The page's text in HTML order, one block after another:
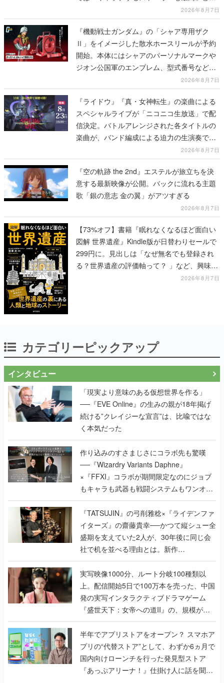
2026年8月7日
『機動戦士ガンダム』の「シャア専用ザク
Ⅱ」をイメージした散水ホースリールが予約
開始。本体にはシャアのパーソナルマークや
ジオン公国軍のエンブレム、型式番号などを
2026年8月7日
『ライドウ』『真・女神転生』の楽曲による
スペシャルライブが「ニコニコ生放送」で配
信決定。バトルアレンジされた各タイトルの
楽曲が、バンド編成による迫力の生演奏で披
露、冒頭部分は“無料”で視聴できる2026年8月7日
『空の軌跡 the 2nd』エステルが旅立ちを決
意する最新映像が公開。バックに流れる主題
歌「銀の意志 金の翼」がアツすぎる
2026年8月7日
【73%オフ】書籍『眠れなくなるほど面白い
図解 世界遺産』Kindle版が日替わりセールで
299円に。見出しは「なぜ無名でも登録され
る？世界遺産の評価軸って？ 」など、興味を
2026年8月7日
カテゴリーピックアップ
インタビュー
「現実より意味のある仮想世界を作る」
──『EVE Online』の生みの親が18年掲げ
続ける”クレイジーな宣言”は、比喩ではな
く本気だった
作り込みのすさまじさにコラボ先も驚嘆
──『Wizardry Variants Daphne』
×『FFXI』コラボが期間限定なのにジョブ
もキャラも武器も戦闘システムもワンオフ
で作り込まれた理由を両ディレクターに聞
く
『TATSUJIN』の弓削雅稔×『ライデンファ
イターズ』の齋藤貴幸──かつて縦シュー全
盛期を支えていた2人が、30年後に同じ会
社で机を並べる理由とは。新作
『TATSUJIN EXTREME』で初タッグを組
んだレジェンド2人に訊く開発秘話
実写映像1000分、ルート分岐100種類以
上。配信開始5日で100万本を売った、中国
発の実写インタラクティブドラマゲーム
『盛世天下：女帝への道II』の、規模が違
うこだわりをプロデューサーに聞いた
半年でアプリストアをオープン？ スマホア
プリの“代替ストア”として、わずか6ヵ月で
国内向けローンチを行った発見型ストア
『あっぷアリーナ！』仕掛け人に話を聞い